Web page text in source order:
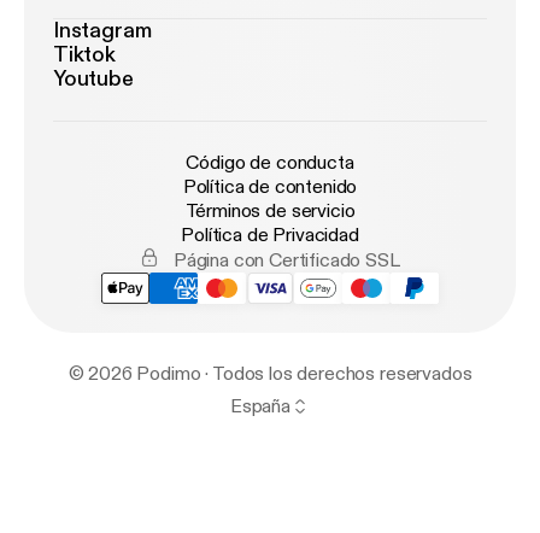
Instagram
Tiktok
Youtube
Código de conducta
Política de contenido
Términos de servicio
Política de Privacidad
Página con Certificado SSL
© 2026 Podimo · Todos los derechos reservados
España